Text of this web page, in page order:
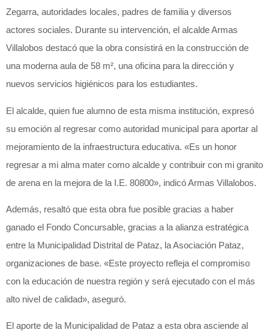
Zegarra, autoridades locales, padres de familia y diversos
actores sociales. Durante su intervención, el alcalde Armas
Villalobos destacó que la obra consistirá en la construcción de
una moderna aula de 58 m², una oficina para la dirección y
nuevos servicios higiénicos para los estudiantes.
El alcalde, quien fue alumno de esta misma institución, expresó
su emoción al regresar como autoridad municipal para aportar al
mejoramiento de la infraestructura educativa. «Es un honor
regresar a mi alma mater como alcalde y contribuir con mi granito
de arena en la mejora de la I.E. 80800», indicó Armas Villalobos.
Además, resaltó que esta obra fue posible gracias a haber
ganado el Fondo Concursable, gracias a la alianza estratégica
entre la Municipalidad Distrital de Pataz, la Asociación Pataz,
organizaciones de base. «Este proyecto refleja el compromiso
con la educación de nuestra región y será ejecutado con el más
alto nivel de calidad», aseguró.
El aporte de la Municipalidad de Pataz a esta obra asciende al